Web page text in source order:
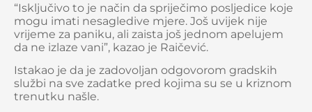
“Isključivo to je način da spriječimo posljedice koje
mogu imati nesagledive mjere. Još uvijek nije
vrijeme za paniku, ali zaista još jednom apelujem
da ne izlaze vani”, kazao je Raičević.
Istakao je da je zadovoljan odgovorom gradskih
službi na sve zadatke pred kojima su se u kriznom
trenutku našle.